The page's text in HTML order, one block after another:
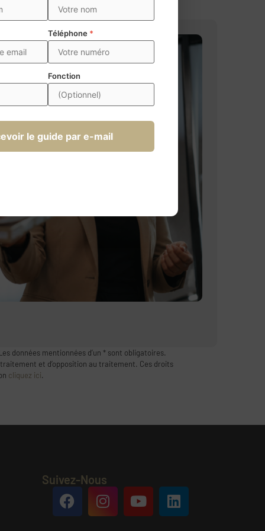
données mentionnées d’un * sont obligatoires.
et d’opposition au traitement. Ces droits
cliquez ici.
Suivez-Nous
Téléphone *
Fonction
le guide par e-mail